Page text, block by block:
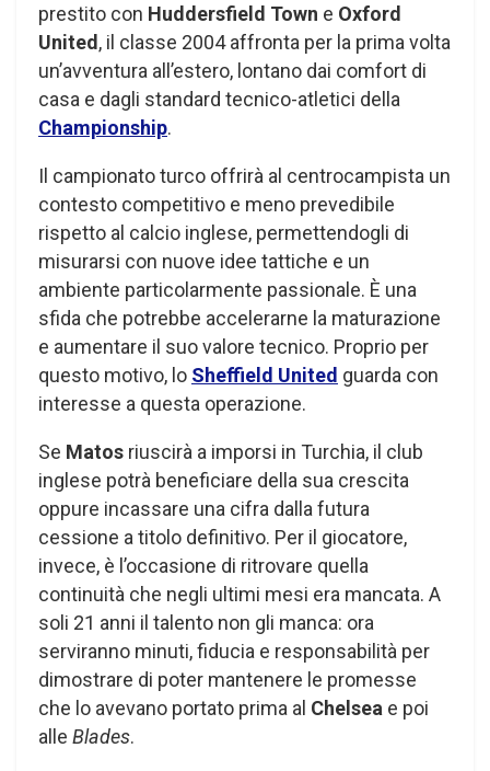
prestito con Huddersfield Town e Oxford
United , il classe 2004 affronta per la prima volta
un’avventura all’estero, lontano dai comfort di
casa e dagli standard tecnico-atletici della
Championship.
Il campionato turco offrirà al centrocampista un
contesto competitivo e meno prevedibile
rispetto al calcio inglese, permettendogli di
misurarsi con nuove idee tattiche e un
ambiente particolarmente passionale. È una
sfida che potrebbe accelerarne la maturazione
e aumentare il suo valore tecnico. Proprio per
questo motivo, lo Sheffield United guarda con
interesse a questa operazione.
Se Matos riuscirà a imporsi in Turchia, il club
inglese potrà beneficiare della sua crescita
oppure incassare una cifra dalla futura
cessione a titolo definitivo. Per il giocatore,
invece, è l’occasione di ritrovare quella
continuità che negli ultimi mesi era mancata. A
soli 21 anni il talento non gli manca: ora
serviranno minuti, fiducia e responsabilità per
dimostrare di poter mantenere le promesse
che lo avevano portato prima al Chelsea e poi
alle Blades.